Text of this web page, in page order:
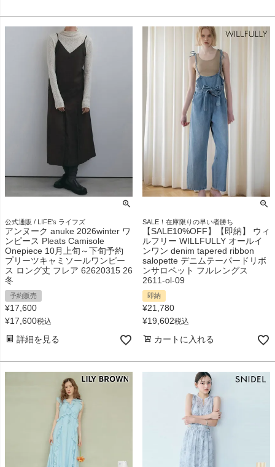
公式通販 / LIFE's ライフズ
アンヌーク anuke 2026winter ワ
ンピース Pleats Camisole
Onepiece 10月上旬～下旬予約
プリーツキャミソールワンピー
ス ロング丈 フレア 62620315 26
冬
予約販売
¥17,600
¥17,600税込
詳細を見る
SALE！在庫限りの早い者勝ち
【SALE10%OFF】【即納】 ウィ
ルフリー WILLFULLY オールイ
ンワン denim tapered ribbon
salopette デニムテーパードリボ
ンサロペット フルレングス
2611-ol-09
即納
¥21,780
¥19,602税込
カートに入れる